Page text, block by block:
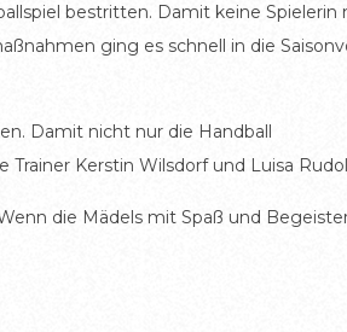
bestritten. Damit keine Spielerin
ging es schnell in die
Damit nicht nur die Handball
Kerstin Wilsdorf und Luisa
die Mädels mit Spaß und